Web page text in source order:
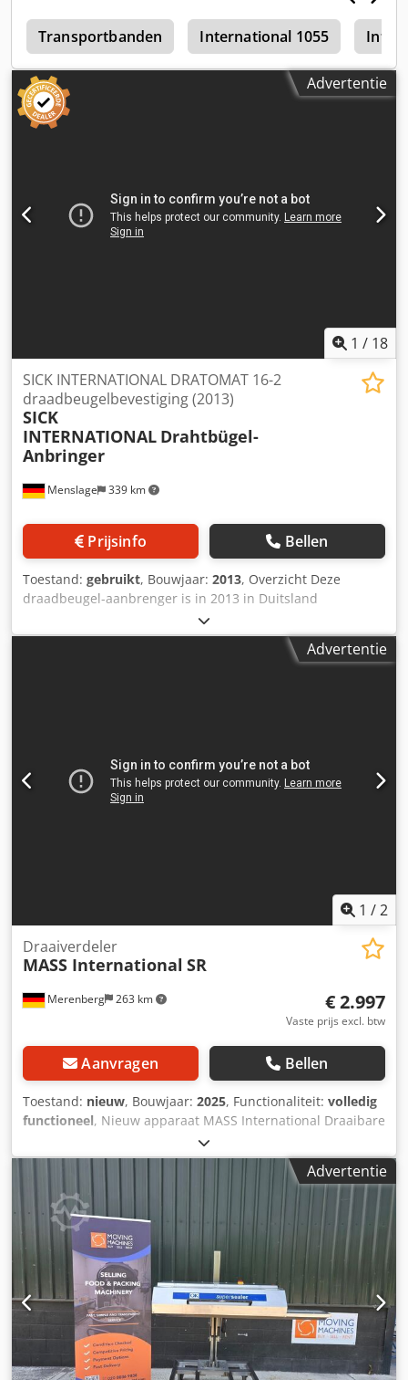
Transportbanden International 1055
Advertentie
1 / 18
Menslage 339 km
SICK INTERNATIONAL DRATOMAT 16-2
draadbeugelbevestiging (2013)
SICK
INTERNATIONAL Drahtbügel-
Anbringer
Prijsinfo Bellen
Toestand: gebruikt, Bouwjaar: 2013, Overzicht Deze
draadbeugel-aanbrenger is in 2013 in Duitsland
geproduceerd door SICK INTERNATIONAL. De machine is
per direct te koop omdat de productie in de fabriek in 2022
is stopgezet. Er worden bedieningsplatformen
Csdpfjwhk Dvjx Al Seha - Bedieningsplatformen
Advertentie
1 /2
Merenberg 263 km
Draaiverdeler
MASS International SR
€ 2.997
Vaste prijs excl. btw
Aanvragen Bellen
Toestand: nieuw, Bouwjaar: 2025, Functionaliteit: volledig
functioneel, Nieuw apparaat MASS International Draaibare
verdelingseenheid SR Cedpfx Alezkr D Hj Soha
Touchbediening Motor 400V, 50Hz 360° werkbereik
Traploze hoogte- en hellingsverstelling Bediening via vrij
instelbare tijden of via potentiaalvrije contacten in hoogte
verstelbare afgiftehoogte 1100 – 1400 mm in hoogte
verstelbare ontvangsthoogte 600 – 900 mm Breedte van de
trechter 500 mm, aflopend naar 200 mm Totale breedte
van de constructie 500 mm
Advertentie